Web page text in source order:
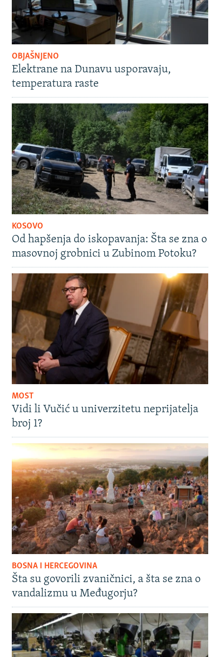
OBJAŠNJENO
Elektrane na Dunavu usporavaju,
temperatura raste
KOSOVO
Od hapšenja do iskopavanja: Šta se zna o
masovnoj grobnici u Zubinom Potoku?
MOST
Vidi li Vučić u univerzitetu neprijatelja
broj 1?
BOSNA I HERCEGOVINA
Šta su govorili zvaničnici, a šta se zna o
vandalizmu u Međugorju?